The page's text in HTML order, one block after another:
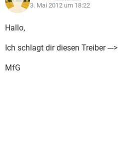
3. Mai 2012 um 18:22
Hallo,
Ich schlagt dir diesen Treiber --->
MfG